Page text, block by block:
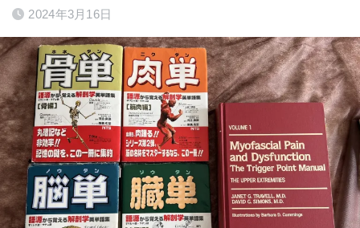
2024年3月16日